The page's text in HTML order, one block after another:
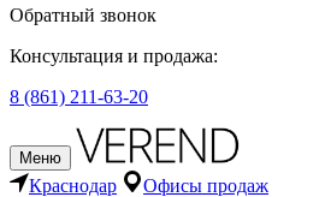
Обратный звонок
Консультация и продажа:
8 (861) 211-63-20
Меню
Краснодар Офисы продаж